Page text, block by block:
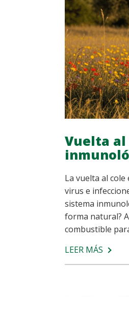
Vuelta
La vuelta al
virus e
sistema
forma natural?
combustible
LEER MÁS SOBRE